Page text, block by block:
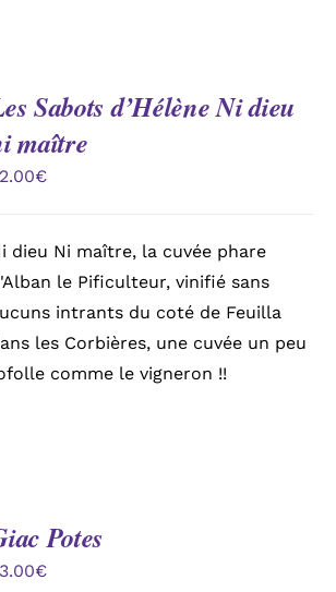
Sabots d’Hélène Ni dieu
maître
€
dieu Ni maître, la cuvée phare
le Pificulteur, vinifié sans
intrants du coté de Feuilla
les Corbières, une cuvée un peu
comme le vigneron !!
Potes
€